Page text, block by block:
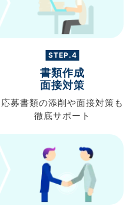
STEP.4
書類作成
面接対策
応募書類の添削や面接対策も
徹底サポート